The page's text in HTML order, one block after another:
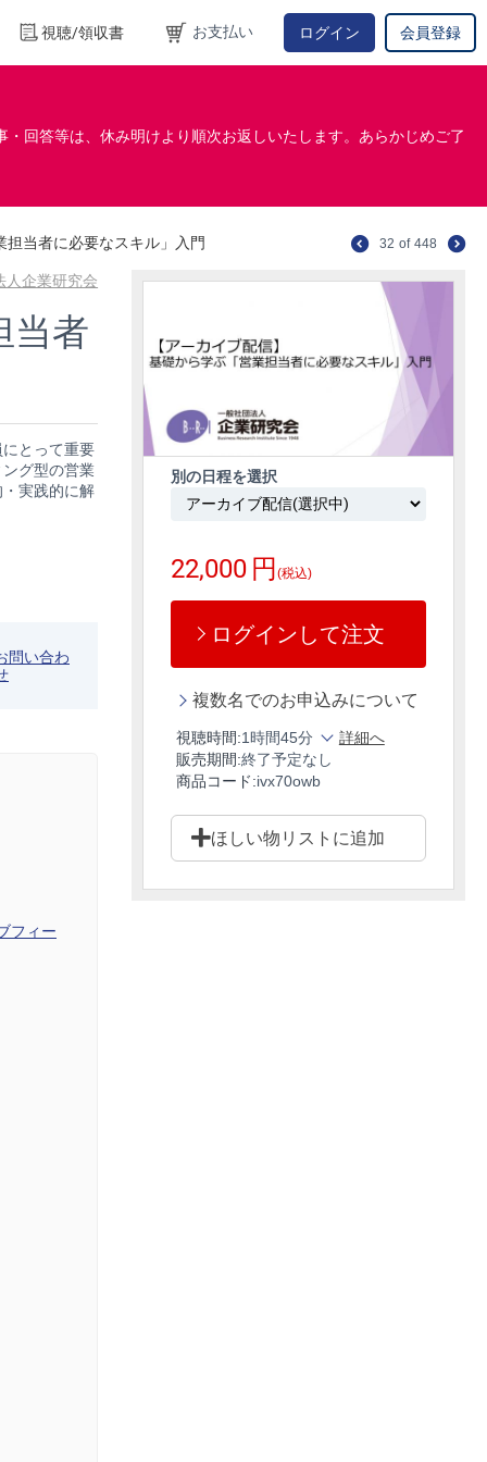
視聴/領収書 お支払い ログイン 会員登録
回答等は、休み明けより順次お返しいたします。あらかじめご了
当者に必要なスキル」入門 32 of 448
人企業研究会
当者
とって重要
グ型の営業
実践的に解
別の日程を選択
22,000 円(税込)
ログインして注文
複数名でのお申込みについて
視聴時間:1時間45分
詳細へ
販売期間:終了予定なし
商品コード:ivx70owb
ほしい物リストに追加
問い合わ
フィー